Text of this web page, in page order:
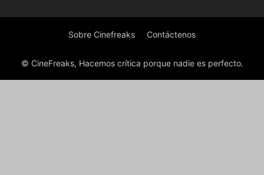
Sobre Cinefreaks Contáctenos
© CineFreaks, Hacemos crítica porque nadie es perfecto.